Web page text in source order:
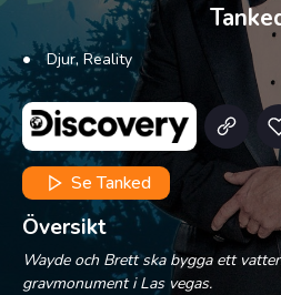
Djur, Reality
Se Tanked
Översikt
Wayde och Brett ska bygga ett
gravmonument i Las vegas.